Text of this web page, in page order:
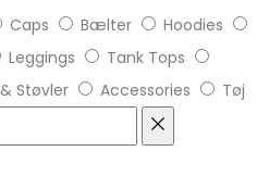
Caps Bælter
Hoodies
Leggings
Tank Tops
Støvler Accessories Tøj